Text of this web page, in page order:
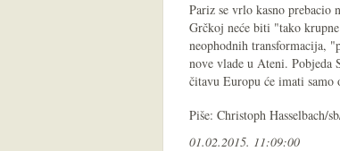
Pariz se vrlo kasno prebacio
Grčkoj neće biti "tako
neophodnih transformacija,
nove vlade u Ateni.
čitavu Europu će imati samo
Piše: Christoph Hasselbach/
01.02.2015. 11:09:00